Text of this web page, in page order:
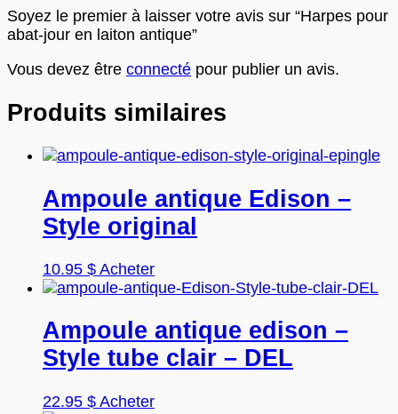
Soyez le premier à laisser votre avis sur “Harpes pour
abat-jour en laiton antique”
Vous devez être connecté pour publier un avis.
Produits similaires
Ampoule antique Edison –
Style original
10.95 $ AcheterCe
produit
plusieurs
variations.
Les
peuvent
Ampoule antique edison –
Style tube clair – DEL
22.95 $ Acheter